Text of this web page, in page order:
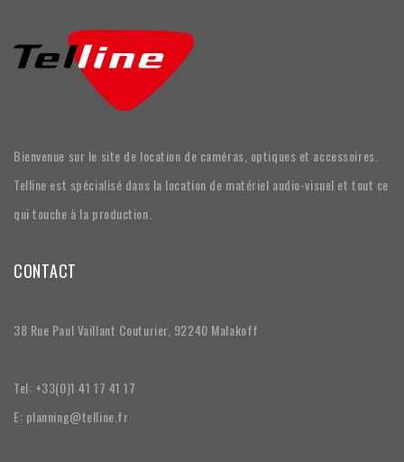
Bienvenue sur le site de location de caméras, optiques et accessoires.
Telline est spécialisé dans la location de matériel audio-visuel et tout ce
qui touche à la production.
CONTACT
38 Rue Paul Vaillant Couturier, 92240 Malakoff
Tel: +33(0)1 41 17 41 17
E: planning@telline.fr